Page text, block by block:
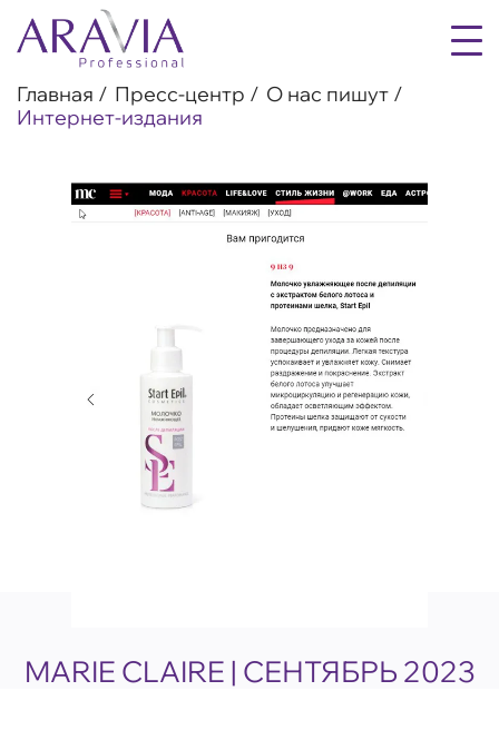
Главная Пресс-центр
О нас пишут
Интернет-издания
MARIE CLAIRE | СЕНТЯБРЬ 2023